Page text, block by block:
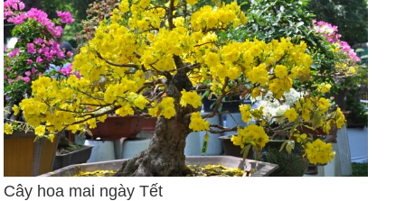
Cây hoa mai ngày Tết